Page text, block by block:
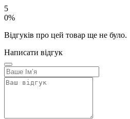
5
0%
Відгуків про цей товар ще не було.
Написати відгук